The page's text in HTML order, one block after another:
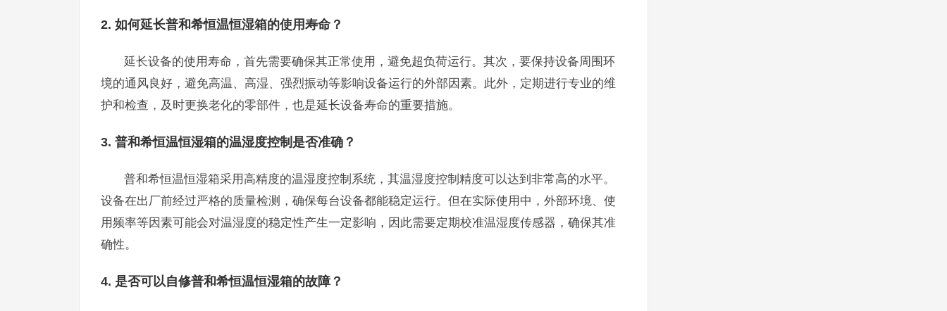
2. 如何延长普和希恒温恒湿箱的使用寿命？
延长设备的使用寿命，首先需要确保其正常使用，避免超负荷运行。其次，要保持设备周围环
境的通风良好，避免高温、高湿、强烈振动等影响设备运行的外部因素。此外，定期进行专业的维
护和检查，及时更换老化的零部件，也是延长设备寿命的重要措施。
3. 普和希恒温恒湿箱的温湿度控制是否准确？
普和希恒温恒湿箱采用高精度的温湿度控制系统，其温湿度控制精度可以达到非常高的水平。
设备在出厂前经过严格的质量检测，确保每台设备都能稳定运行。但在实际使用中，外部环境、使
用频率等因素可能会对温湿度的稳定性产生一定影响，因此需要定期校准温湿度传感器，确保其准
确性。
4. 是否可以自修普和希恒温恒湿箱的故障？